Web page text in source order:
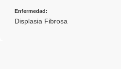
Enfermedad:
Displasia Fibrosa